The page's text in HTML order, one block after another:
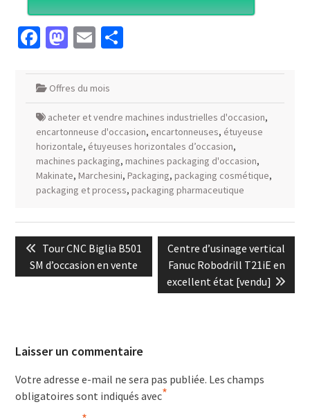
Facebook
Mastodon
EmailPartager
Offres du mois
acheter et vendre machines industrielles d'occasion,
encartonneuse d'occasion, encartonneuses, étuyeuse
horizontale, étuyeuses horizontales d’occasion,
machines packaging, machines packaging d'occasion,
Makinate, Marchesini, Packaging, packaging cosmétique,
packaging et process, packaging pharmaceutique
Navigation
de
l’article
Previous
post:
Tour CNC Biglia B501
SM d’occasion en vente
Next
post:
Centre d’usinage vertical
Fanuc Robodrill T21iE en
excellent état [vendu]
Laisser un commentaire
Votre adresse e-mail ne sera pas publiée. Les champs
obligatoires sont indiqués avec*